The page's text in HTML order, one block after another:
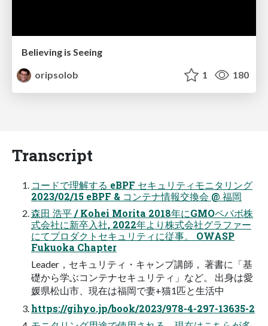
Believing is Seeing
oripsolob
1 180
Transcript
コードで理解する eBPF セキュリティモニタリング
2023/02/15 eBPF & コンテナ情報交換会 @ 福岡
森田 浩平 / Kohei Morita 2018年にGMOペパボ株
式会社に新卒入社, 2022年より株式会社グラファー
にてプロダクトセキュリティに従事。 OWASP
Fukuoka Chapter
Leader，セキュリティ・キャンプ講師， 著書に「基
礎から学ぶコンテナセキュリティ」など。 出身は愛
媛県松山市、現在は福岡で妻+猫1匹と生活中
https://gihyo.jp/book/2023/978-4-297-13635-2